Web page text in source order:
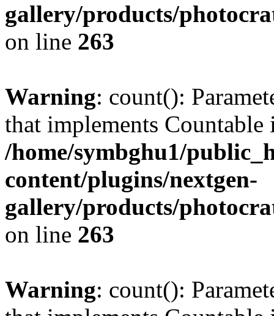
gallery/products/
on line 263
Warning: count():
that implements Countable
/home/symbghu1/
content/plugins/nextgen-
gallery/products/
on line 263
Warning: count():